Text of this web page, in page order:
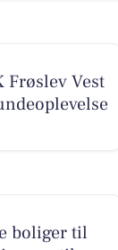
Vest
boliger til